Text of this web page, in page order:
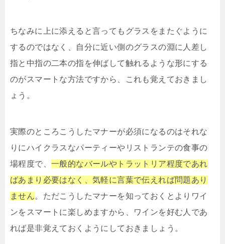
ちなみに上に添えると言ってもグラスをまたぐように
するのではなく、自分に近い側のグラスの淵に人差し
指と中指の二本の指を伸ばして触れるような形にする
のがスマートな方法ですから、これも覚えておきまし
ょう。
実際のところこうしたマナーが必須になるのはそれな
りにハイクラスなパーティーやリストランテの食事の
場程度で、 一般的なバールやトラットリア程度であれ
ばあまり必要はなく、気軽に言葉で伝えれば問題あり
ません。ただこうしたマナーを知っておくとよりワイ
ンをスマートに楽しめますから、ワインを好む人であ
れば是非覚えておくようにしておきましょう。